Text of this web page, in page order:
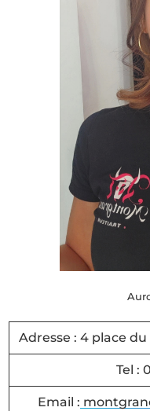
Adresse : 4 place
Tel :
Email :